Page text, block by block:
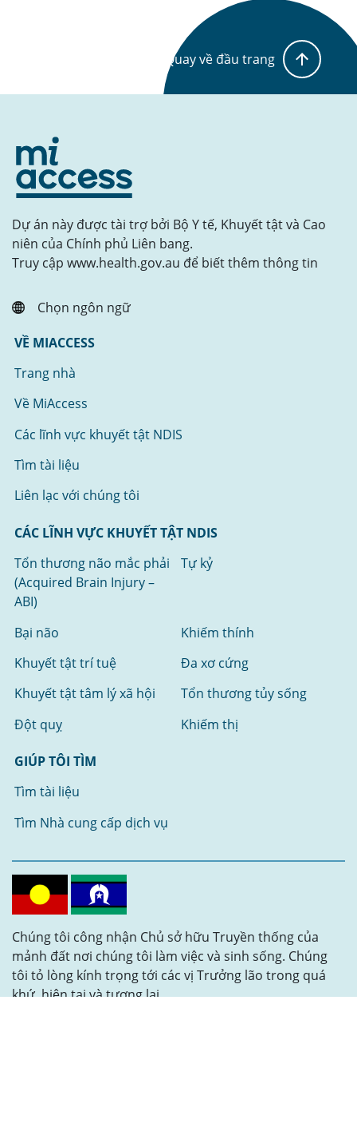
Quay về đầu trang
Dự án này được tài trợ bởi Bộ Y tế, Khuyết tật và Cao
niên của Chính phủ Liên bang.
Truy cập www.health.gov.au để biết thêm thông tin
Chọn ngôn ngữ
VỀ MIACCESS
Trang nhà
Về MiAccess
Các lĩnh vực khuyết tật NDIS
Tìm tài liệu
Liên lạc với chúng tôi
CÁC LĨNH VỰC KHUYẾT TẬT NDIS
Tổn thương não mắc phải
(Acquired Brain Injury –
ABI)
Tự kỷ
Bại não
Khiếm thính
Khuyết tật trí tuệ
Đa xơ cứng
Khuyết tật tâm lý xã hội
Tổn thương tủy sống
Đột quỵ
Khiếm thị
GIÚP TÔI TÌM
Tìm tài liệu
Tìm Nhà cung cấp dịch vụ
Chúng tôi công nhận Chủ sở hữu Truyền thống của
mảnh đất nơi chúng tôi làm việc và sinh sống. Chúng
tôi tỏ lòng kính trọng tới các vị Trưởng lão trong quá
khứ, hiện tại và tương lai.